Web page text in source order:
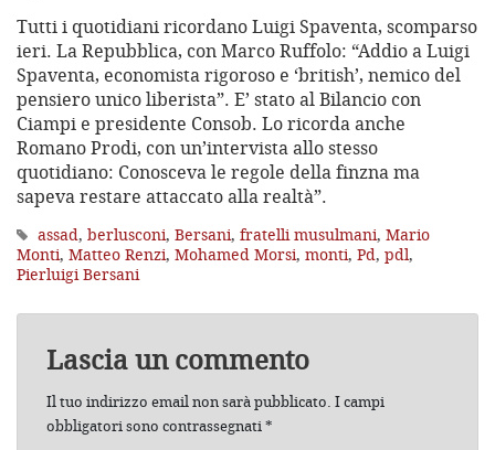
Tutti i quotidiani ricordano Luigi Spaventa, scomparso
ieri. La Repubblica, con Marco Ruffolo: “Addio a Luigi
Spaventa, economista rigoroso e ‘british’, nemico del
pensiero unico liberista”. E’ stato al Bilancio con
Ciampi e presidente Consob. Lo ricorda anche
Romano Prodi, con un’intervista allo stesso
quotidiano: Conosceva le regole della finzna ma
sapeva restare attaccato alla realtà”.
assad, berlusconi, Bersani, fratelli musulmani, Mario
Monti, Matteo Renzi, Mohamed Morsi, monti, Pd, pdl,
Pierluigi Bersani
Lascia un commento
Il tuo indirizzo email non sarà pubblicato. I campi
obbligatori sono contrassegnati*